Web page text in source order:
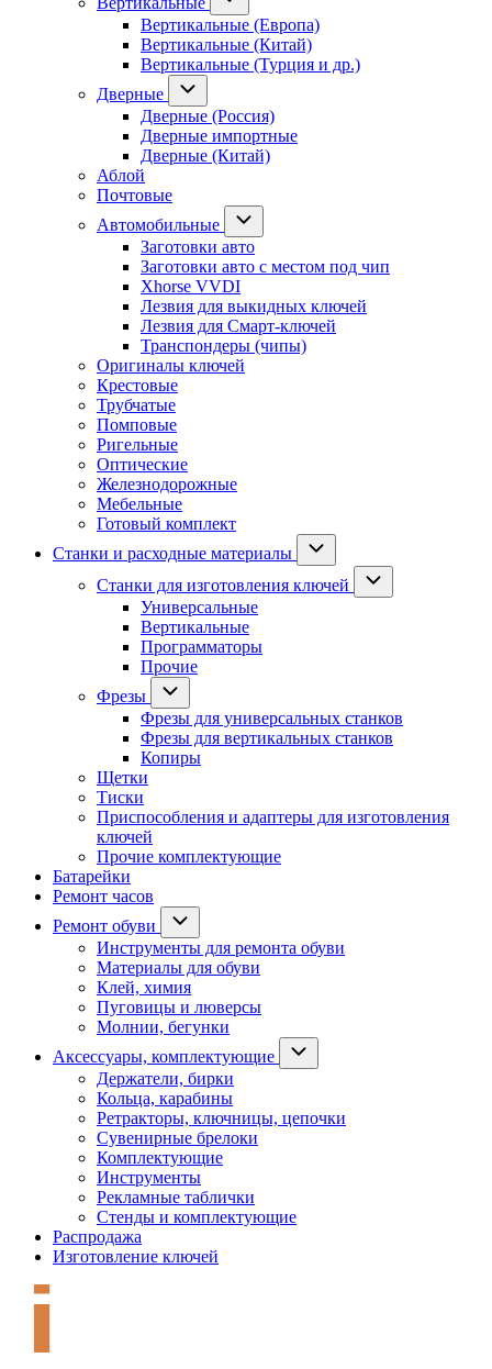
Вертикальные (Европа)
Вертикальные (Китай)
Вертикальные (Турция и др.)
Дверные
Дверные (Россия)
Дверные импортные
Дверные (Китай)
Аблой
Почтовые
Автомобильные
Заготовки авто
Заготовки авто с местом под чип
Xhorse VVDI
Лезвия для выкидных ключей
Лезвия для Смарт-ключей
Транспондеры (чипы)
Оригиналы ключей
Крестовые
Трубчатые
Помповые
Ригельные
Оптические
Железнодорожные
Мебельные
Готовый комплект
Станки и расходные материалы
Станки для изготовления ключей
Универсальные
Вертикальные
Программаторы
Прочие
Фрезы
Фрезы для универсальных станков
Фрезы для вертикальных станков
Копиры
Щетки
Тиски
Приспособления и адаптеры для изготовления
ключей
Прочие комплектующие
Батарейки
Ремонт часов
Ремонт обуви
Инструменты для ремонта обуви
Материалы для обуви
Клей, химия
Пуговицы и люверсы
Молнии, бегунки
Аксессуары, комплектующие
Держатели, бирки
Кольца, карабины
Ретракторы, ключницы, цепочки
Сувенирные брелоки
Комплектующие
Инструменты
Рекламные таблички
Стенды и комплектующие
Распродажа
Изготовление ключей